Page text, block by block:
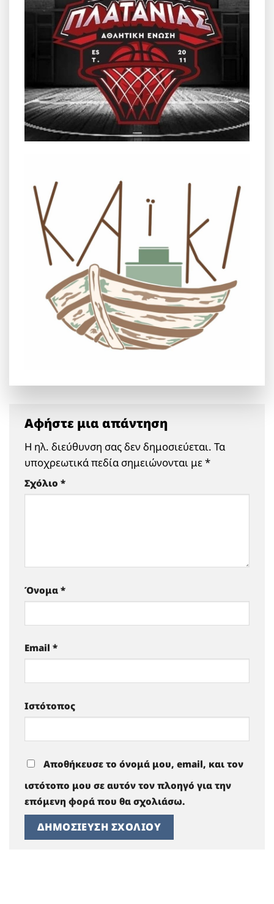
Αφήστε μια απάντηση
Η ηλ. διεύθυνση σας δεν δημοσιεύεται. Τα
υποχρεωτικά πεδία σημειώνονται με*
Σχόλιο *
Όνομα *
Email *
Ιστότοπος
Αποθήκευσε το όνομά μου, email, και τον
ιστότοπο μου σε αυτόν τον πλοηγό για την
επόμενη φορά που θα σχολιάσω.